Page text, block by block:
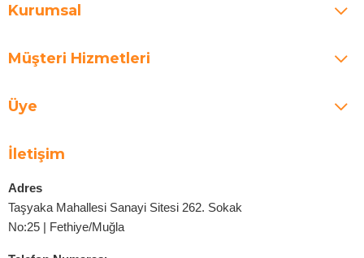
Kurumsal
Müşteri Hizmetleri
Üye
İletişim
Adres
Taşyaka Mahallesi Sanayi Sitesi 262. Sokak
No:25 | Fethiye/Muğla